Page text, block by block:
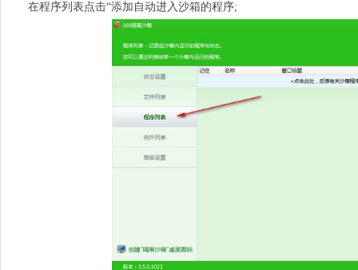
在程序列表点击“添加自动进入沙箱的程序;